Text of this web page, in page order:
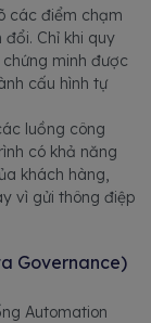
các điểm chạm
Chỉ khi quy
minh được
cấu hình tự
luồng công
có khả năng
khách hàng,
vì gửi thông điệp
Governance)
Automation